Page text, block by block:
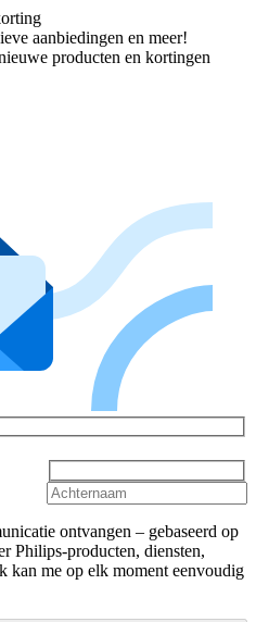
aanbiedingen en meer!
producten en kortingen
ontvangen – gebaseerd op
Philips-producten, diensten,
kan me op elk moment eenvoudig